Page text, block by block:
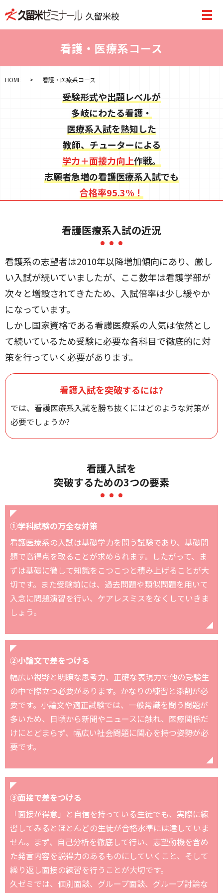
看護・医療系コース
HOME 看護・医療系コース
受験形式や出題レベルが
多岐にわたる看護・
医療系入試を熟知した
教師、チューターによる
学力＋面接力向上作戦。
志願者急増の看護医療系入試でも
合格率95.3%！
看護医療系入試の近況
看護系の志望者は2010年以降増加傾向にあり、厳し
い入試が続いていましたが、
ここ数年は看護学部が
次々と増設されてきたため、 入試倍率は少し緩やか
になっています。
しかし国家資格である看護医療系の人気は依然とし
て続いているため受験に必要な各科目で徹底的に対
策を行っていく必要があります。
看護入試を突破するには?
では、看護医療系入試を勝ち抜くにはどのような対策が
必要でしょうか?
看護入試を
突破するための3つの要素
①学科試験の万全な対策
看護医療系の入試は基礎学力を問う試験であり、基礎問
題で高得点を取ることが求められます。したがって、ま
ずは基礎に徹して知識をこつこつと積み上げることが大
切です。また受験前には、過去問題や類似問題を用いて
入念に問題演習を行い、ケアレスミスをなくしていきま
しょう。
②小論文で差をつける
幅広い視野と明瞭な思考力、正確な表現力で他の受験生
の中で際立つ必要があります。かなりの練習と添削が必
要です。小論文や適正試験では、一般常識を問う問題が
多いため、日頃から新聞やニュースに触れ、医療関係だ
けにとどまらず、幅広い社会問題に関心を持つ姿勢が必
要です。
③面接で差をつける
「面接が得意」と自信を持っている生徒でも、実際に練
習してみるとほとんどの生徒が合格水準には達していま
せん。まず、自己分析を徹底して行い、志望動機を含め
た発言内容を説得力のあるものにしていくこと、そして
繰り返し面接の練習を行うことが大切です。
久ゼミでは、個別面談、グループ面談、グループ討論な